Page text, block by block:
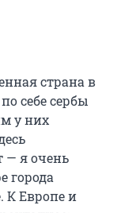
страна в
себе сербы
у них
— я очень
города
К Европе и